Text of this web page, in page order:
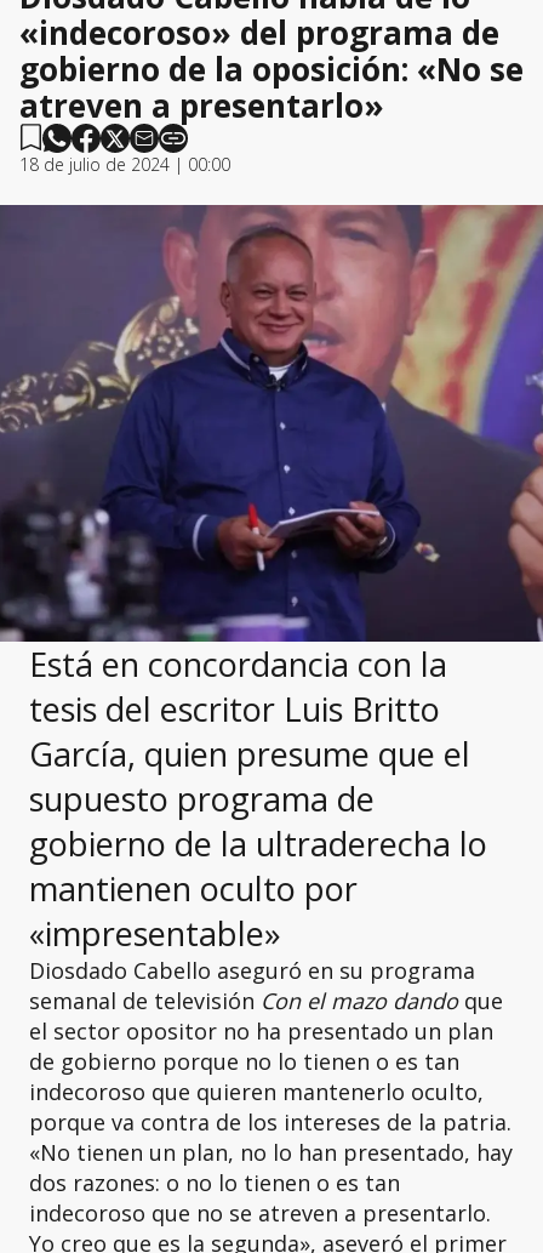
«indecoroso» del programa de
gobierno de la oposición: «No se
atreven a presentarlo»
18 de julio de 2024 | 00:00
Está en concordancia con la
tesis del escritor Luis Britto
García, quien presume que el
supuesto programa de
gobierno de la ultraderecha lo
mantienen oculto por
«impresentable»
Diosdado Cabello aseguró en su programa
semanal de televisión Con el mazo dandoque
el sector opositor no ha presentado un plan
de gobierno porque no lo tienen o es tan
indecoroso que quieren mantenerlo oculto,
porque va contra de los intereses de la patria.
«No tienen un plan, no lo han presentado, hay
dos razones: o no lo tienen o es tan
indecoroso que no se atreven a presentarlo.
Yo creo que es la segunda», aseveró el primer